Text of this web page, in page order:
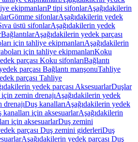
ekipmanlarıP tipi sifonlarAşağıdakilerin
Gömme sifonlarAşağıdakilerin yedek
üstü sifonlarAşağıdakilerin yedek
BağlantılarAşağıdakilerin yedek parçası
için tahliye ekipmanlarıAşağıdakilerin
için tahliye ekipmanlarıKoku
parçası Koku sifonlarıBağlantı
parçası Bağlantı manşonuTahliye
parçası Tahliye
yedek parçası AksesuarlarDuşlar
zemin drenajıAşağıdakilerin yedek
drenajıDuş kanallarıAşağıdakilerin yedek
kanalları için aksesuarlarAşağıdakilerin
için aksesuarlarDuş zemini
parçası Duş zemini giderleriDuş
Aşağıdakilerin yedek parçası Duş